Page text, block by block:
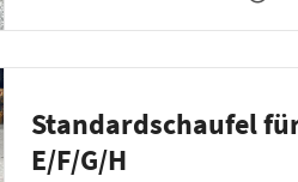
Standardschaufel
E/F/G/H